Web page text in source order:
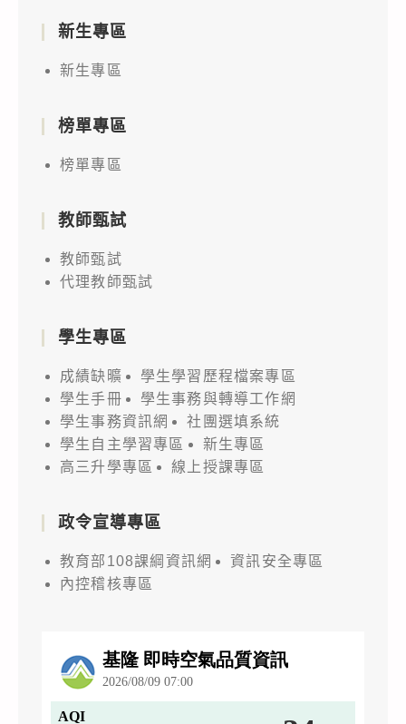
新生專區
新生專區
榜單專區
榜單專區
教師甄試
教師甄試
代理教師甄試
學生專區
成績缺曠
學生學習歷程檔案專區
學生手冊
學生事務與轉導工作網
學生事務資訊網
社團選填系統
學生自主學習專區
新生專區
高三升學專區
線上授課專區
政令宣導專區
教育部108課綱資訊網
資訊安全專區
內控稽核專區